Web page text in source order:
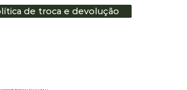
de troca e devolução